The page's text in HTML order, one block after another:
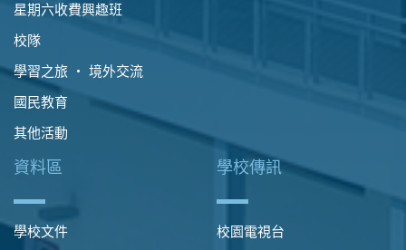
星期六收費興趣班
校隊
學習之旅 ‧ 境外交流
國民教育
其他活動
資料區
學校文件
學校傳訊
校園電視台